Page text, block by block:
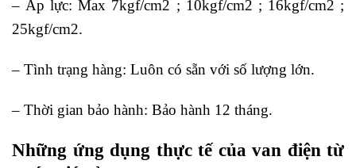
– Áp lực: Max 7kgf/cm2 ; 10kgf/cm2 ; 16kgf/cm2 ;
25kgf/cm2.
– Tình trạng hàng: Luôn có sẵn với số lượng lớn.
– Thời gian bảo hành: Bảo hành 12 tháng.
Những ứng dụng thực tế của van điện từ